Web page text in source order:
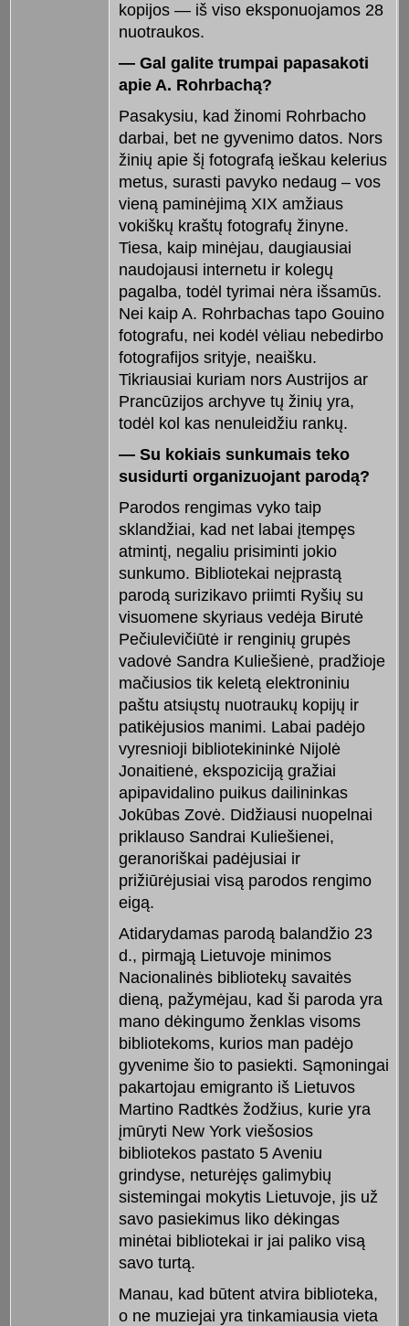
kopijos — iš viso eksponuojamos 28
nuotraukos.
— Gal galite trumpai papasakoti
apie A. Rohrbachą?
Pasakysiu, kad žinomi Rohrbacho
darbai, bet ne gyvenimo datos. Nors
žinių apie šį fotografą ieškau kelerius
metus, surasti pavyko nedaug – vos
vieną paminėjimą XIX amžiaus
vokiškų kraštų fotografų žinyne.
Tiesa, kaip minėjau, daugiausiai
naudojausi internetu ir kolegų
pagalba, todėl tyrimai nėra išsamūs.
Nei kaip A. Rohrbachas tapo Gouino
fotografu, nei kodėl vėliau nebedirbo
fotografijos srityje, neaišku.
Tikriausiai kuriam nors Austrijos ar
Prancūzijos archyve tų žinių yra,
todėl kol kas nenuleidžiu rankų.
— Su kokiais sunkumais teko
susidurti organizuojant parodą?
Parodos rengimas vyko taip
sklandžiai, kad net labai įtempęs
atmintį, negaliu prisiminti jokio
sunkumo. Bibliotekai neįprastą
parodą surizikavo priimti Ryšių su
visuomene skyriaus vedėja Birutė
Pečiulevičiūtė ir renginių grupės
vadovė Sandra Kuliešienė, pradžioje
mačiusios tik keletą elektroniniu
paštu atsiųstų nuotraukų kopijų ir
patikėjusios manimi. Labai padėjo
vyresnioji bibliotekininkė Nijolė
Jonaitienė, ekspoziciją gražiai
apipavidalino puikus dailininkas
Jokūbas Zovė. Didžiausi nuopelnai
priklauso Sandrai Kuliešienei,
geranoriškai padėjusiai ir
prižiūrėjusiai visą parodos rengimo
eigą.
Atidarydamas parodą balandžio 23
d., pirmąją Lietuvoje minimos
Nacionalinės bibliotekų savaitės
dieną, pažymėjau, kad ši paroda yra
mano dėkingumo ženklas visoms
bibliotekoms, kurios man padėjo
gyvenime šio to pasiekti. Sąmoningai
pakartojau emigranto iš Lietuvos
Martino Radtkės žodžius, kurie yra
įmūryti New York viešosios
bibliotekos pastato 5 Aveniu
grindyse, neturėjęs galimybių
sistemingai mokytis Lietuvoje, jis už
savo pasiekimus liko dėkingas
minėtai bibliotekai ir jai paliko visą
savo turtą.
Manau, kad būtent atvira biblioteka,
o ne muziejai yra tinkamiausia vieta